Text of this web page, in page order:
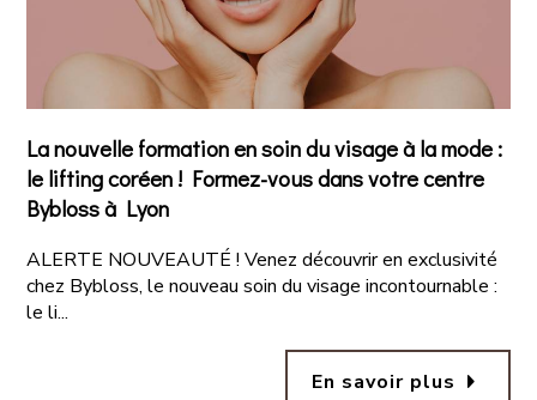
La nouvelle formation en soin du visage à la mode :
le lifting coréen ! Formez-vous dans votre centre
Bybloss à Lyon
ALERTE NOUVEAUTÉ ! Venez découvrir en exclusivité
chez Bybloss, le nouveau soin du visage incontournable :
le li...
En savoir plus arrow_right